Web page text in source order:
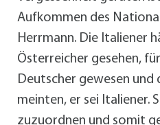
Aufkommen des
Herrmann. Die Italiener
Österreicher gesehen,
Deutscher gewesen und
meinten, er sei Italiener.
zuzuordnen und somit